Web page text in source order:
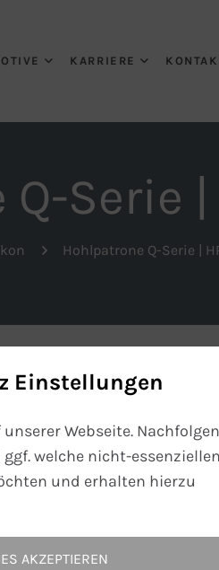
KARRIERE
Serie |
Hohlpatrone Q-Serie |
Türk+Hillinger
Typ RP/RPZ, die in eine Nut
Einstellungen
Webseite.
welche nicht-essenziellen
und erhalten hierzu
AKZEPTIEREN